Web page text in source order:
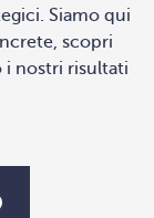
Siamo qui
scopri
i nostri risultati